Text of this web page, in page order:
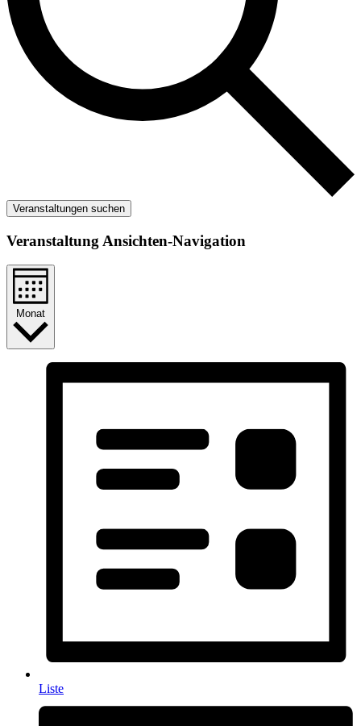
Veranstaltungen suchen
Veranstaltung Ansichten-Navigation
Monat
Liste